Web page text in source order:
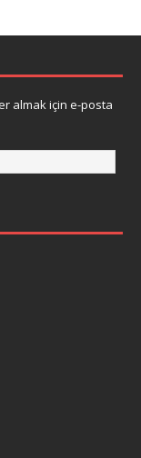
almak için e-posta